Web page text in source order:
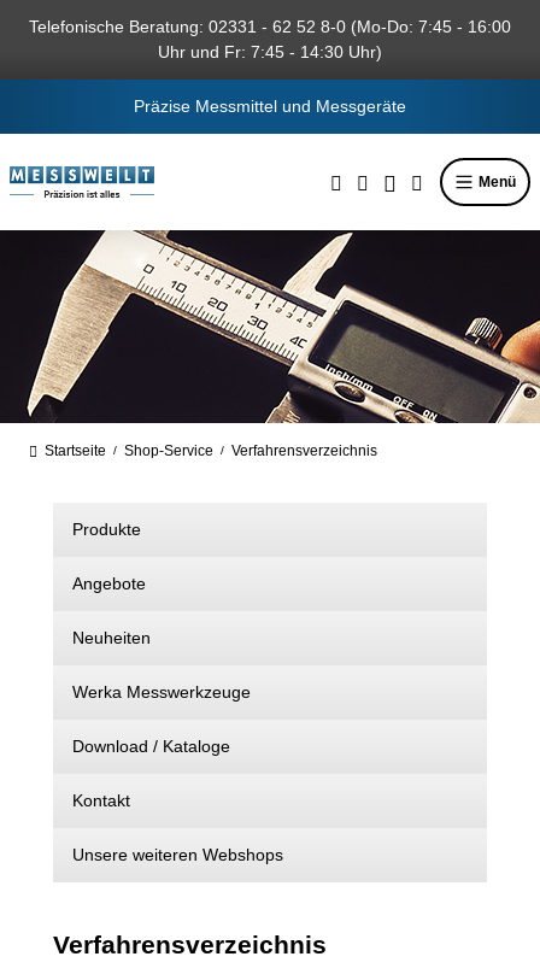
springen
Telefonische Beratung: 02331 - 62 52 8-0 (Mo-Do: 7:45 - 16:00
Uhr und Fr: 7:45 - 14:30 Uhr)
Präzise Messmittel und Messgeräte
Menü
Startseite / Shop-Service / Verfahrensverzeichnis
Produkte
Angebote
Neuheiten
Werka Messwerkzeuge
Download / Kataloge
Kontakt
Unsere weiteren Webshops
Verfahrensverzeichnis